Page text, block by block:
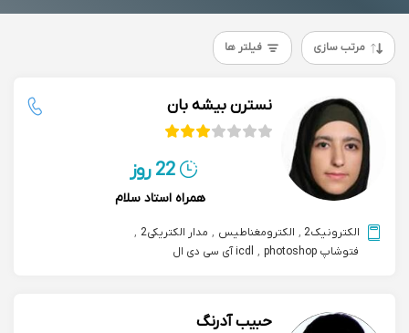
مرتب سازی فیلتر ها
نسترن بیشه بان
22 روز
همراه استاد سلام
الکترونیک2 , الکترومغناطیس , مدار الکتریکی2
,
فتوشاپ photoshop
, icdl آی سی دی ال
حبیب آدرنگ